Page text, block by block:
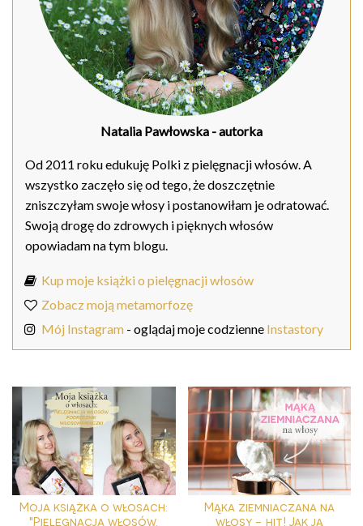
Natalia Pawłowska - autorka
Od 2011 roku edukuję Polki z pielęgnacji włosów. A
wszystko zaczęło się od tego, że doszczętnie
zniszczyłam swoje włosy i postanowiłam je odratować.
Swoją drogę do zdrowych i pięknych włosów
opowiadam na tym blogu.
Kup moje książki o pielęgnacji włosów
Zobacz moją metamorfozę
Mój Instagram - oglądaj moje codzienne Instastory
Moja książka o włosach:
"Pielęgnacja włosów.
Mąka ziemniaczana na
włosy - hit! Jak ją